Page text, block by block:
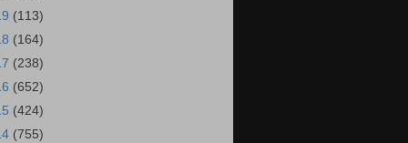
(113)
(164)
(238)
(652)
(424)
(755)